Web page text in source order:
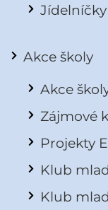
Jídelníčky
Akce školy
Akce
Zájmové
Projekty
Klub
Klub